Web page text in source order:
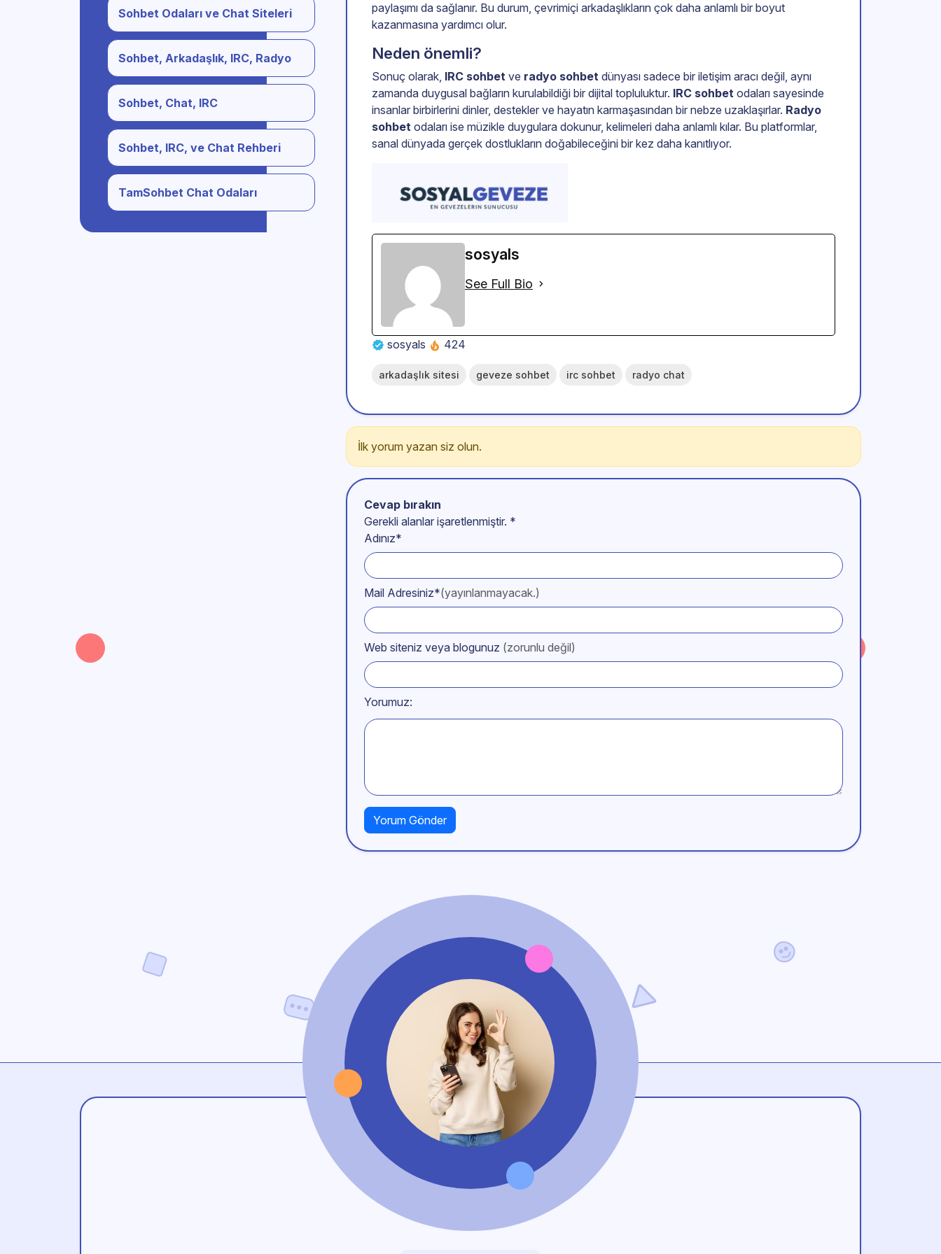
Sohbet Odaları ve Chat Siteleri
Sohbet, Arkadaşlık, IRC, Radyo
Sohbet, Chat, IRC
Sohbet, IRC, ve Chat Rehberi
TamSohbet Chat Odaları
paylaşımı da sağlanır. Bu durum, çevrimiçi arkadaşlıkların çok daha anlamlı bir boyut
kazanmasına yardımcı olur.
Neden önemli?
Sonuç olarak, IRC sohbet ve radyo sohbet dünyası sadece bir iletişim aracı değil, aynı
zamanda duygusal bağların kurulabildiği bir dijital topluluktur. IRC sohbet odaları sayesinde
insanlar birbirlerini dinler, destekler ve hayatın karmaşasından bir nebze uzaklaşırlar. Radyo
sohbet odaları ise müzikle duygulara dokunur, kelimeleri daha anlamlı kılar. Bu platformlar,
sanal dünyada gerçek dostlukların doğabileceğini bir kez daha kanıtlıyor.
sosyals
See Full Bio
sosyals 424
arkadaşlık sitesi geveze sohbet irc sohbet radyo chat
İlk yorum yazan siz olun.
Cevap bırakın
Gerekli alanlar işaretlenmiştir. *
Adınız*
Mail Adresiniz*(yayınlanmayacak.)
Web siteniz veya blogunuz (zorunlu değil)
Yorumuz: